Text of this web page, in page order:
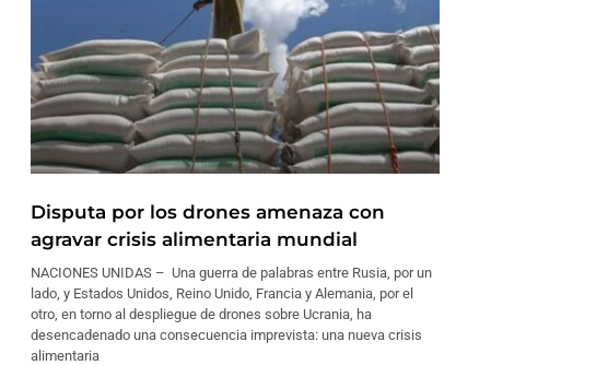
Disputa por los drones amenaza con
agravar crisis alimentaria mundial
NACIONES UNIDAS – Una guerra de palabras entre Rusia, por un
lado, y Estados Unidos, Reino Unido, Francia y Alemania, por el
otro, en torno al despliegue de drones sobre Ucrania, ha
desencadenado una consecuencia imprevista: una nueva crisis
alimentaria